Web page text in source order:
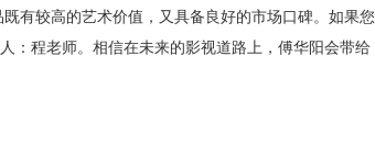
有较高的艺术价值，又具备良好的市场口碑。如果您
：程老师。相信在未来的影视道路上，傅华阳会带给